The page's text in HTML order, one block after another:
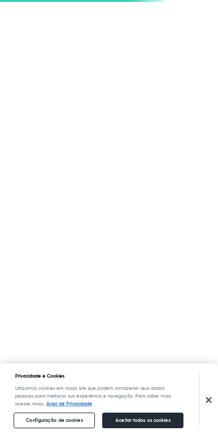
Privacidade e Cookies
Utilizamos cookies em nosso site que podem armazenar seus dados
pessoais para melhorar sua experiência e navegação. Para saber mais
acesse nosso Aviso de Privacidade
Configuração de cookies Aceitar todos os cookies